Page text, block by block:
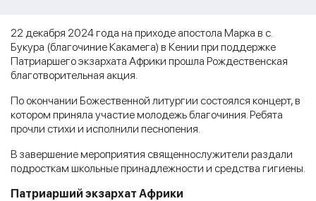
22 декабря 2024 года на приходе апостола Марка в с.
Букура (благочиние Какамега) в Кении при поддержке
Патриаршего экзархата Африки прошла Рождественская
благотворительная акция.
По окончании Божественной литургии состоялся концерт, в
котором приняла участие молодежь благочиния. Ребята
прочли стихи и исполнили песнопения.
В завершение мероприятия священнослужители раздали
подросткам школьные принадлежности и средства гигиены.
Патриарший экзархат Африки